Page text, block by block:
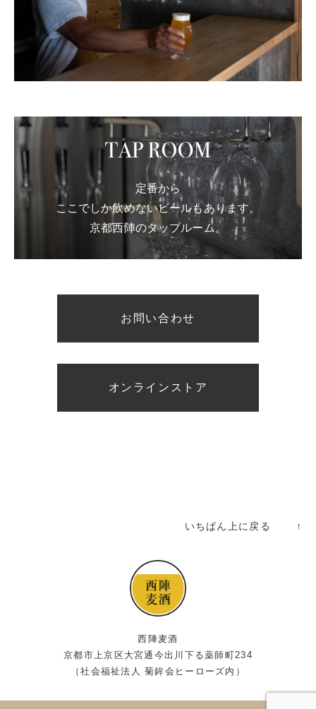
定番から
ここでしか飲めないビールもあります。
京都西陣のタップルーム。
お問い合わせ
オンラインストア
いちばん上に戻る ↑
西陣麦酒
京都市上京区大宮通今出川下る薬師町234
（社会福祉法人 菊鉾会ヒーローズ内）